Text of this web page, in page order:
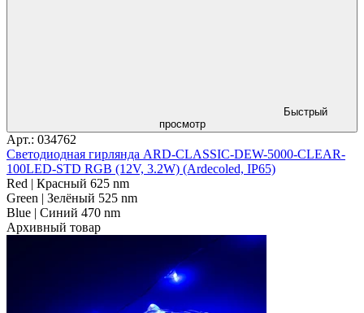
Быстрый
просмотр
Арт.: 034762
Светодиодная гирлянда ARD-CLASSIC-DEW-5000-CLEAR-
100LED-STD RGB (12V, 3.2W) (Ardecoled, IP65)
Red | Красный 625 nm
Green | Зелёный 525 nm
Blue | Синий 470 nm
Архивный товар